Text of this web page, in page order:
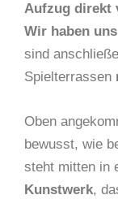
Aufzug direkt
Wir haben
sind
Spielterrassen
Oben
bewusst, wie
steht mitten in
Kunstwerk,